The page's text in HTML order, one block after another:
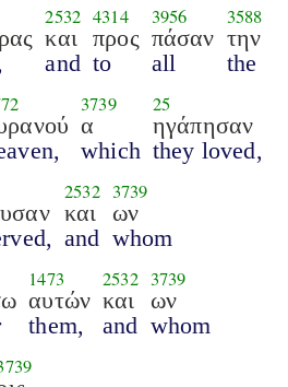
2532
και
and
4314
προς
to
3956
πάσαν
all
3588
την
the
3739
α
which
25
ηγάπησαν
they loved,
2532
και
and
3739
ων
whom
1473
αυτών
them,
2532
και
and
3739
ων
whom